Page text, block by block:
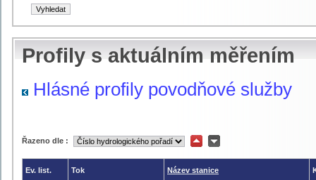
Profily s aktuálním měřením
Hlásné profily povodňové služby
Řazeno dle :
Ev. list. Tok Název stanice